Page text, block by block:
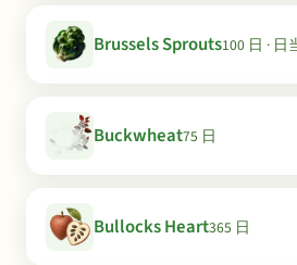
Brussels Sprouts100 日 ·
Buckwheat75 日
Bullocks Heart365 日